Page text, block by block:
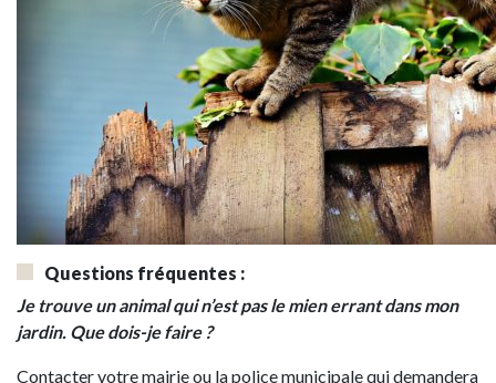
Questions fréquentes :
Je trouve un animal qui n’est pas le mien errant dans mon
jardin. Que dois-je faire ?
Contacter votre mairie ou la police municipale qui demandera